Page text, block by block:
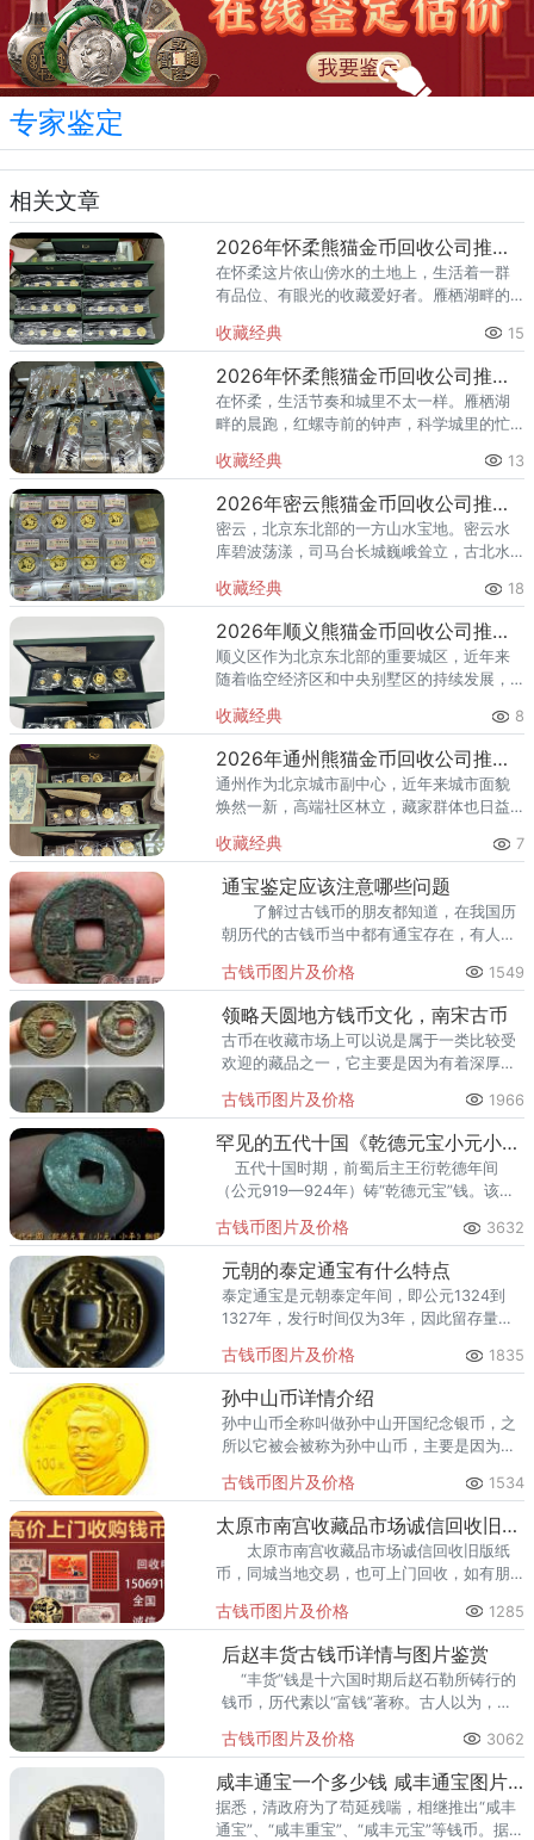
专家鉴定
相关文章
2026年怀柔熊猫金币回收公司推荐 怀柔回收熊猫金币渠道
在怀柔这片依山傍水的土地上，生活着一群
有品位、有眼光的收藏爱好者。雁栖湖畔的
红螺寺的香火绵延不绝——怀柔的藏家群体
也在悄然壮大。熊猫金币，作为
收藏经典 15
2026年怀柔熊猫金币回收公司推荐 怀柔哪里回收熊猫金币
在怀柔，生活节奏和城里不太一样。雁栖湖
畔的晨跑，红螺寺前的钟声，科学城里的忙
值。熊猫金币作为兼具投资与收藏属性的热
门品种，在怀柔的藏家圈子里一
收藏经典 13
2026年密云熊猫金币回收公司推荐 密云回收熊猫金币正规渠道
密云，北京东北部的一方山水宝地。密云水
库碧波荡漾，司马台长城巍峨耸立，古北水
的土地上，越来越多的人开始关注钱币收
藏，熊猫金币凭借其国家法定货币
收藏经典 18
2026年顺义熊猫金币回收公司推荐 顺义回收熊猫金币渠道
顺义区作为北京东北部的重要城区，近年来
随着临空经济区和中央别墅区的持续发展，
量也在稳步增长。然而，不少顺义藏家在考
虑出手熊猫金币时，总会遇到一
收藏经典 8
2026年通州熊猫金币回收公司推荐 通州出手熊猫金币藏家该选哪家？
通州作为北京城市副中心，近年来城市面貌
焕然一新，高端社区林立，藏家群体也日益
爱琴海购物公园，从行政办公区到运河商务
区，关注钱币收藏的人越来越多
收藏经典 7
通宝鉴定应该注意哪些问题
了解过古钱币的朋友都知道，在我国历
朝历代的古钱币当中都有通宝存在，有人
的鉴定方法是否也有相似的地方呢？
古钱币图片及价格 1549
领略天圆地方钱币文化，南宋古币
古币在收藏市场上可以说是属于一类比较受
欢迎的藏品之一，它主要是因为有着深厚的
所以特别能引吸人们这种收藏的欲望。死于
1274年，时年35岁。
古钱币图片及价格 1966
罕见的五代十国《乾德元宝小元小平》铜钱珍赏
五代十国时期，前蜀后主王衍乾德年间
（公元919—924年）铸“乾德元宝”钱。该钱
古钱币图片及价格 3632
元朝的泰定通宝有什么特点
泰定通宝是元朝泰定年间，即公元1324到
1327年，发行时间仅为3年，因此留存量不
原因，导致了泰定通宝留存到现代的数量比
较稀少。
古钱币图片及价格 1835
孙中山币详情介绍
孙中山币全称叫做孙中山开国纪念银币，之
所以它被会被称为孙中山币，主要是因为在
图。
古钱币图片及价格 1534
太原市南宫收藏品市场诚信回收旧版纸币钱币金银币纪念钞连体钞
太原市南宫收藏品市场诚信回收旧版纸
币，同城当地交易，也可上门回收，如有朋
币十几年，面向全国开展回收业务。
古钱币图片及价格 1285
后赵丰货古钱币详情与图片鉴赏
“丰货”钱是十六国时期后赵石勒所铸行的
钱币，历代素以“富钱”著称。古人以为，藏
古钱币图片及价格 3062
咸丰通宝一个多少钱 咸丰通宝图片及价格一览表
据悉，清政府为了苟延残喘，相继推出“咸丰
通宝”、“咸丰重宝”、“咸丰元宝”等钱币。据